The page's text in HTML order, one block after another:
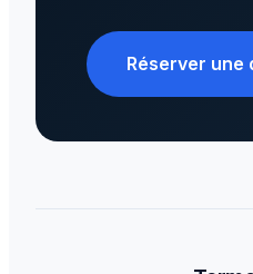
Réserver une